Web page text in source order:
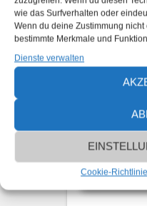
wie das Surfverhalten oder
Wenn du deine Zustimmung
bestimmte Merkmale und
Dienste verwalten
Cookie-Richtlinie